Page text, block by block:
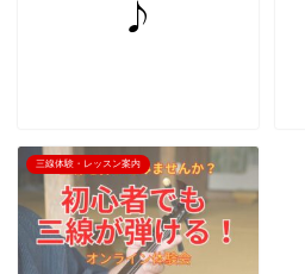
♪
三線体験・レッスン案内